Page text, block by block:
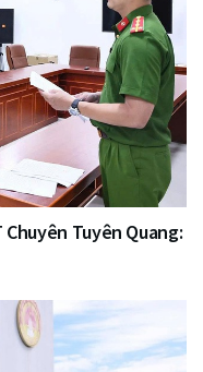
Tuyên Quang: